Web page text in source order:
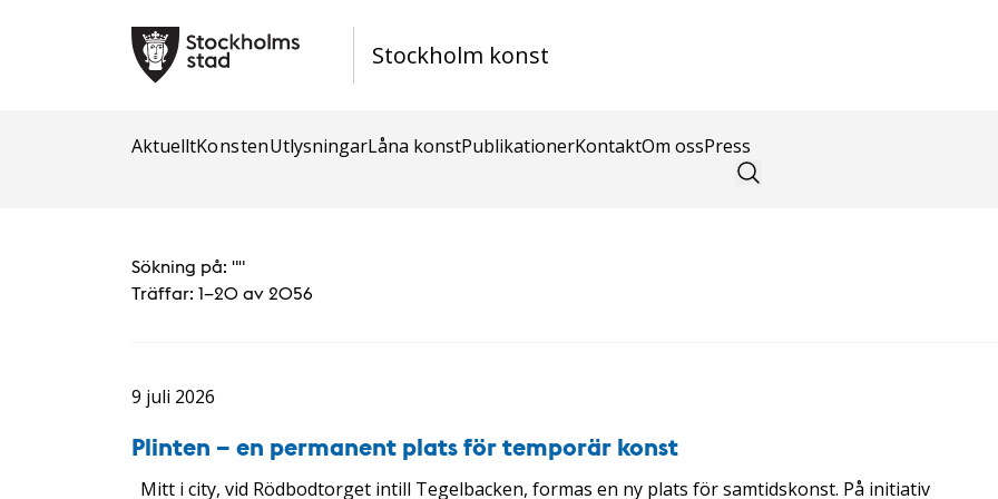
Stockholm konst
AktuelltKonstenUtlysningarLåna konstPublikationerKontaktOm ossPress
Sökning på: ""
Träffar: 1–20 av 2056
9 juli 2026
Plinten – en permanent plats för temporär konst
Mitt i city, vid Rödbodtorget intill Tegelbacken, formas en ny plats för samtidskonst. På initiativ